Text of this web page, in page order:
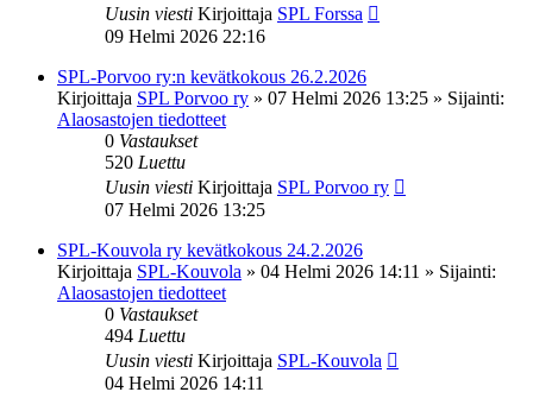
Uusin viesti Kirjoittaja SPL Forssa
09 Helmi 2026 22:16
SPL-Porvoo ry:n kevätkokous 26.2.2026
Kirjoittaja SPL Porvoo ry » 07 Helmi 2026 13:25 » Sijainti:
Alaosastojen tiedotteet
0 Vastaukset
520 Luettu
Uusin viesti Kirjoittaja SPL Porvoo ry
07 Helmi 2026 13:25
SPL-Kouvola ry kevätkokous 24.2.2026
Kirjoittaja SPL-Kouvola » 04 Helmi 2026 14:11 » Sijainti:
Alaosastojen tiedotteet
0 Vastaukset
494 Luettu
Uusin viesti Kirjoittaja SPL-Kouvola
04 Helmi 2026 14:11